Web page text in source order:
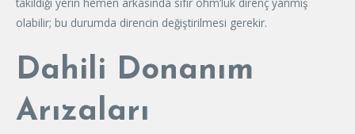
olabilir; bu durumda direncin değiştirilmesi gerekir.
Dahili Donanım
Arızaları